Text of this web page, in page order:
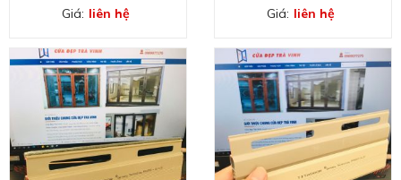
Giá: liên hệ Giá: liên hệ